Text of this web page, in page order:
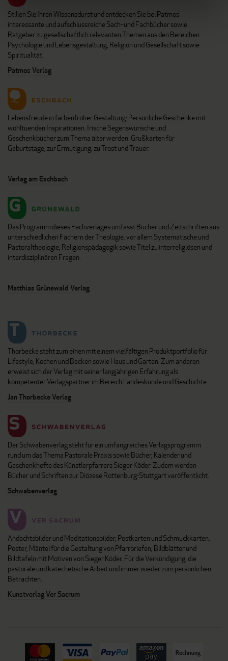
Stillen Sie Ihren Wissensdurst und entdecken Sie bei Patmos
interessante und aufschlussreiche Sach- und Fachbücher sowie
Ratgeber zu gesellschaftlich relevanten Themen aus den Bereichen
Psychologie und Lebensgestaltung, Religion und Gesellschaft sowie
Spiritualität.
Patmos Verlag
Lebensfreude in farbenfroher Gestaltung: Persönliche Geschenke mit
wohltuenden Inspirationen. Irische Segenswünsche und
Geschenkbücher zum Thema älter werden. Grußkarten für
Geburtstage, zur Ermutigung, zu Trost und Trauer.
Verlag am Eschbach
Das Programm dieses Fachverlages umfasst Bücher und Zeitschriften aus
unterschiedlichen Fächern der Theologie, vor allem Systematische und
Pastoraltheologie, Religionspädagogik sowie Titel zu interreligiösen und
interdisziplinären Fragen.
Matthias Grünewald Verlag
Thorbecke steht zum einen mit einem vielfältigen Produktportfolio für
Lifestyle, Kochen und Backen sowie Haus und Garten. Zum anderen
erweist sich der Verlag mit seiner langjährigen Erfahrung als
kompetenter Verlagspartner im Bereich Landeskunde und Geschichte.
Jan Thorbecke Verlag
Der Schwabenverlag steht für ein umfangreiches Verlagsprogramm
rund um das Thema Pastorale Praxis sowie Bücher, Kalender und
Geschenkhefte des Künstlerpfarrers Sieger Köder. Zudem werden
Bücher und Schriften zur Diözese Rottenburg-Stuttgart veröffentlicht.
Schwabenverlag
Andachtsbilder und Meditationsbilder, Postkarten und Schmuckkarten,
Poster, Mäntel für die Gestaltung von Pfarrbriefen, Bildblätter und
Bildtafeln mit Motiven von Sieger Köder. Für die Verkündigung, die
pastorale und katechetische Arbeit und immer wieder zum persönlichen
Betrachten.
Kunstverlag Ver Sacrum